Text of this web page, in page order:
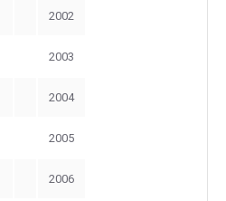
2002
2003
2004
2005
2006